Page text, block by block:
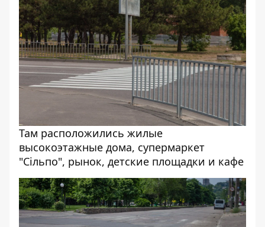
Там расположились жилые
высокоэтажные дома, супермаркет
"Сільпо", рынок, детские площадки и кафе